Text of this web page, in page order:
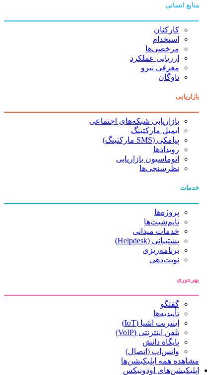
منابع انسانی
کارکنان
استخدام
مرخصی‌ها
ارزیابی عملکرد
معرفی نیرو
ناوگان
بازاریابی
بازاریابی شبکه‌های اجتماعی
ایمیل مارکتینگ
پیامکی (SMS مارکتینگ)
رویدادها
اتوماسیون بازاریابی
نظرسنجی‌ها
خدمات
پروژه‌ها
تایم‌شیت‌ها
خدمات میدانی
پشتیبانی (Helpdesk)
برنامه‌ریزی
نوبت‌دهی
بهره‌وری
گفتگو
تأییدیه‌ها
اینترنت اشیا (IoT)
تلفن اینترنتی (VoIP)
پایگاه دانش
واتس‌اپ (اتصال)
مشاهده همه اپلیکیشن‌ها
اپلیکیشن‌های اودونیکس